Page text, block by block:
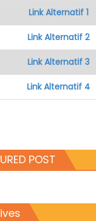
Link Alternatif 1
Link Alternatif 2
Link Alternatif 3
Link Alternatif 4
POST